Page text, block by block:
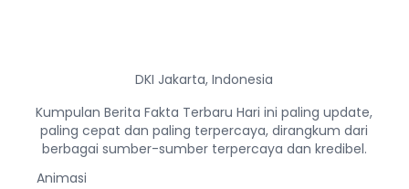
DKI Jakarta, Indonesia
Kumpulan Berita Fakta Terbaru Hari ini paling update,
paling cepat dan paling terpercaya, dirangkum dari
berbagai sumber-sumber terpercaya dan kredibel.
Animasi